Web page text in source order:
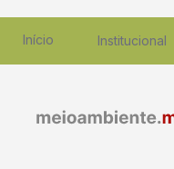
Início Institucional